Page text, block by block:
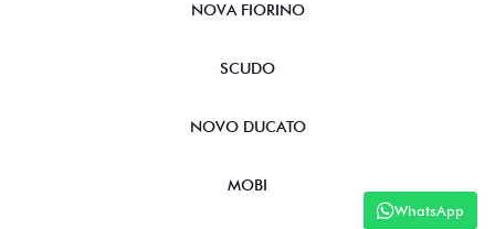
WhatsApp
NOVA FIORINO
SCUDO
NOVO DUCATO
MOBI